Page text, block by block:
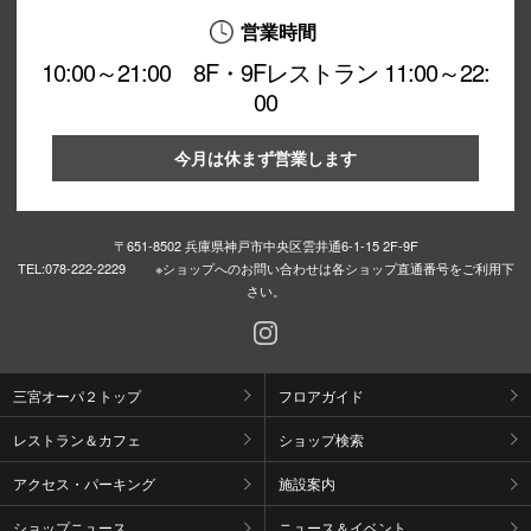
営業時間
10:00～21:00 8F・9Fレストラン 11:00～22:
00
今月は休まず営業します
〒651-8502 兵庫県神戸市中央区雲井通6-1-15 2F-9F
TEL:078-222-2229 ※ショップへのお問い合わせは各ショップ直通番号をご利用下
さい。
三宮オーパ２トップ フロアガイド
レストラン＆カフェ ショップ検索
アクセス・パーキング 施設案内